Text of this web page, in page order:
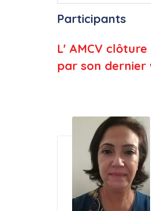
Participants
L' AMCV
par son